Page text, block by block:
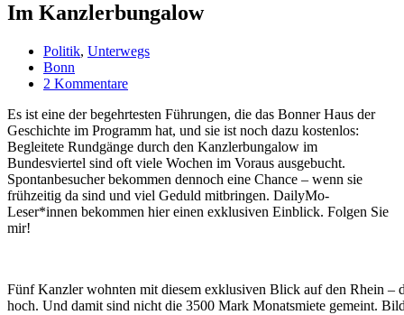
Im Kanzlerbungalow
Politik, Unterwegs
Bonn
2 Kommentare
Es ist eine der begehrtesten Führungen, die das Bonner Haus der
Geschichte im Programm hat, und sie ist noch dazu kostenlos:
Begleitete Rundgänge durch den Kanzlerbungalow im
Bundesviertel sind oft viele Wochen im Voraus ausgebucht.
Spontanbesucher bekommen dennoch eine Chance – wenn sie
frühzeitig da sind und viel Geduld mitbringen. DailyMo-
Leser*innen bekommen hier einen exklusiven Einblick. Folgen Sie
mir!
Fünf Kanzler wohnten mit diesem exklusiven Blick auf den Rhein –
hoch. Und damit sind nicht die 3500 Mark Monatsmiete gemeint.